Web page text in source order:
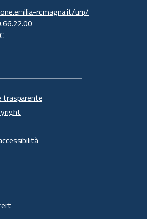
romagna.it/urp/
trasparente